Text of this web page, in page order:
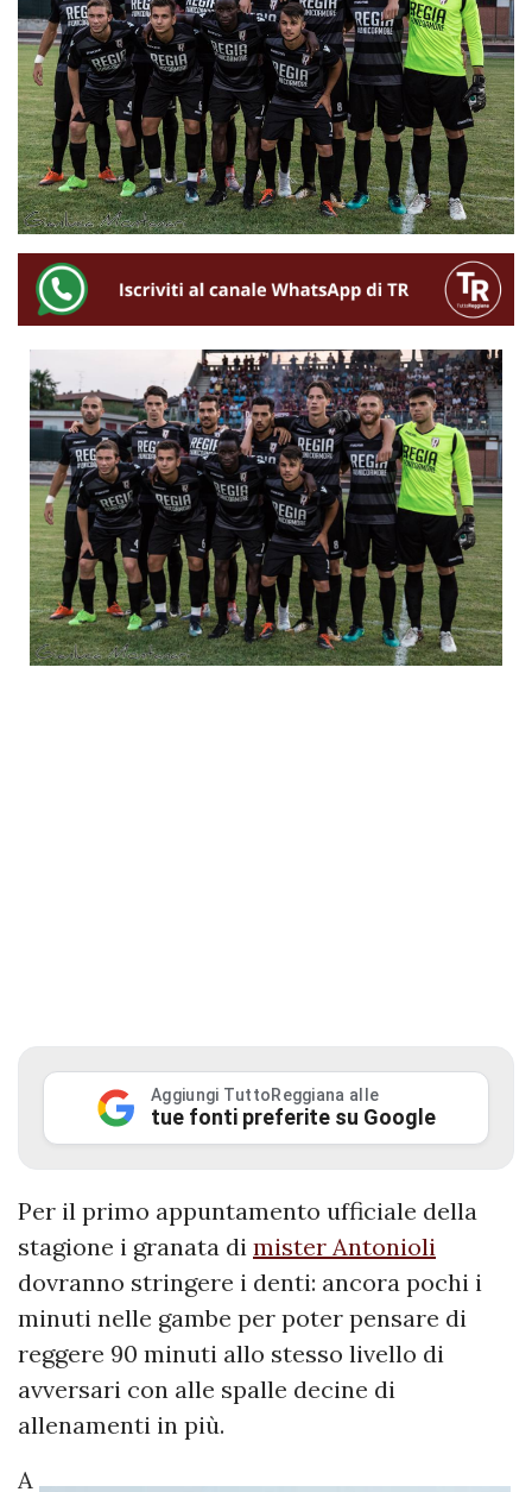
Aggiungi TuttoReggiana alle
tue fonti preferite su Google
Per il primo appuntamento ufficiale della
stagione i granata di mister Antonioli
dovranno stringere i denti: ancora pochi i
minuti nelle gambe per poter pensare di
reggere 90 minuti allo stesso livello di
avversari con alle spalle decine di
allenamenti in più.
A